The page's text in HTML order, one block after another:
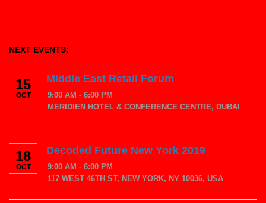
NEXT EVENTS:
15
OCT
Middle East Retail Forum
9:00 AM - 6:00 PM
MERIDIEN HOTEL & CONFERENCE CENTRE, DUBAI
18
OCT
Decoded Future New York 2019
9:00 AM - 6:00 PM
117 WEST 46TH ST, NEW YORK, NY 10036, USA